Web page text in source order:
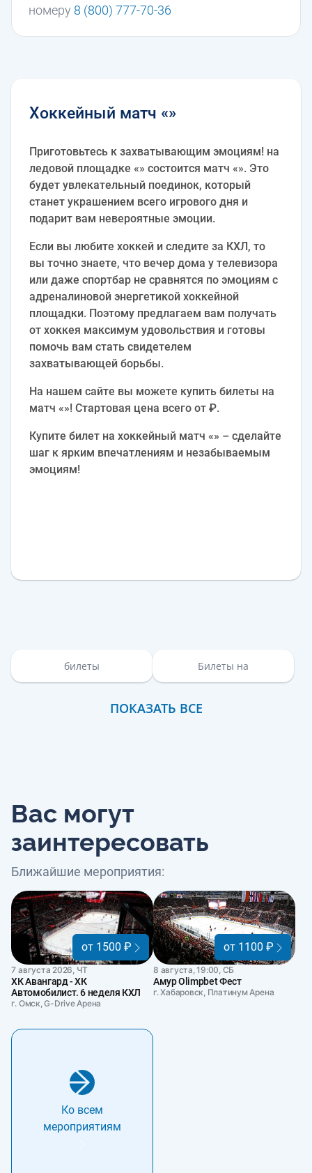
номеру 8 (800) 777-70-36
Хоккейный матч «»
Приготовьтесь к захватывающим эмоциям! на
ледовой площадке «» состоится матч «». Это
будет увлекательный поединок, который
станет украшением всего игрового дня и
подарит вам невероятные эмоции.
Если вы любите хоккей и следите за КХЛ, то
вы точно знаете, что вечер дома у телевизора
или даже спортбар не сравнятся по эмоциям с
адреналиновой энергетикой хоккейной
площадки. Поэтому предлагаем вам получать
от хоккея максимум удовольствия и готовы
помочь вам стать свидетелем
захватывающей борьбы.
На нашем сайте вы можете купить билеты на
матч «»! Стартовая цена всего от ₽.
Купите билет на хоккейный матч «» – сделайте
шаг к ярким впечатлениям и незабываемым
эмоциям!
билеты Билеты на
ПОКАЗАТЬ ВСЕ
Вас могут
заинтересовать
Ближайшие мероприятия:
от 1500 ₽
7 августа 2026, ЧТ
ХК Авангард - ХК
Автомобилист. 6 неделя КХЛ
г. Омск, G-Drive Арена
от 1100 ₽
8 августа, 19:00, СБ
Амур Olimpbet Фест
г. Хабаровск, Платинум Арена
Ко всем
мероприятиям